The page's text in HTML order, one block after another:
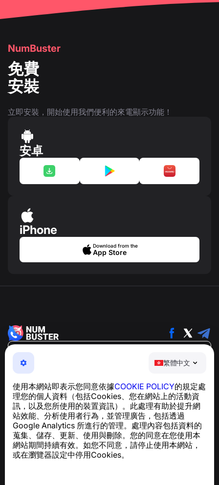
繁體中文
使用本網站即表示您同意依據COOKIE POLICY的規定處
理您的個人資料（包括Cookies、您在網站上的活動資
訊，以及您所使用的裝置資訊）。此處理有助於提升網
站效能、分析使用者行為，並管理廣告，包括透過
Google Analytics 所進行的管理。處理內容包括資料的
蒐集、儲存、更新、使用與刪除。您的同意在您使用本
網站期間持續有效。如您不同意，請停止使用本網站，
或在瀏覽器設定中停用Cookies。
NumBuster
免費
安裝
立即安裝，開始使用我們便利的來電顯示功能！
安卓
iPhone
Download from the
App Store
NumBuster © 2013—2026 ·
support@numbuster.com
及騷擾內容
關於 GDPR 合規的諮詢：support@numbuster.com
說明中心
新聞與文章
關於專案
聯絡方式